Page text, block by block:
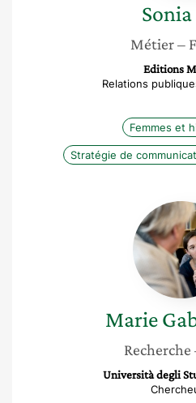
Sonia
Métier–
Editions
Relations
Femmes et
Stratégie de
Marie
Recherche
Università degli